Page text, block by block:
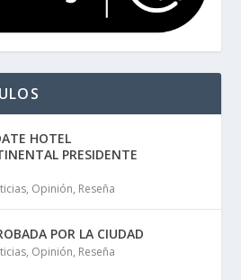
HOTEL
PRESIDENTE
, Opinión, Reseña
POR LA CIUDAD
, Opinión, Reseña